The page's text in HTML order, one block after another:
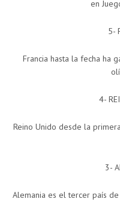
en
5-
Francia hasta la fecha ha
4-
Reino Unido desde la
3-
Alemania es el tercer país